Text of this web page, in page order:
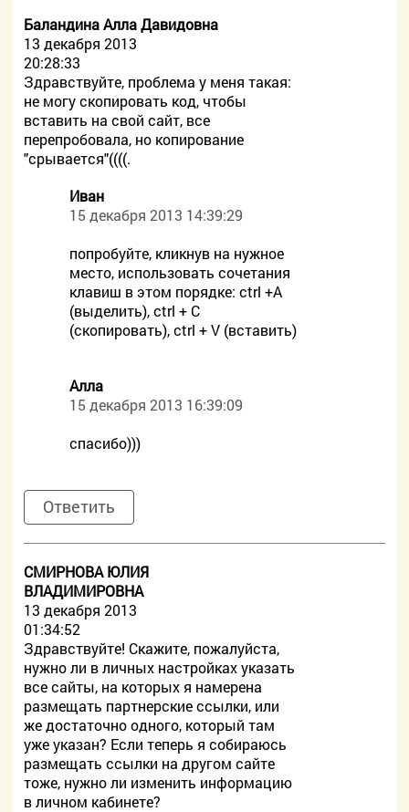
Баландина Алла Давидовна
13 декабря 2013
20:28:33
Здравствуйте, проблема у меня такая:
не могу скопировать код, чтобы
вставить на свой сайт, все
перепробовала, но копирование
"срывается"((((.
Иван
15 декабря 2013 14:39:29
попробуйте, кликнув на нужное
место, использовать сочетания
клавиш в этом порядке: ctrl +A
(выделить), ctrl + C
(скопировать), ctrl + V (вставить)
Алла
15 декабря 2013 16:39:09
спасибо)))
Ответить
СМИРНОВА ЮЛИЯ
ВЛАДИМИРОВНА
13 декабря 2013
01:34:52
Здравствуйте! Скажите, пожалуйста,
нужно ли в личных настройках указать
все сайты, на которых я намерена
размещать партнерские ссылки, или
же достаточно одного, который там
уже указан? Если теперь я собираюсь
размещать ссылки на другом сайте
тоже, нужно ли изменить информацию
в личном кабинете?